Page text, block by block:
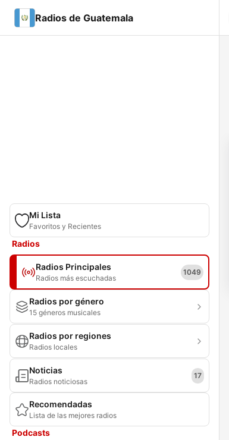
Radios de Guatemala
Mi Lista
Favoritos y Recientes
Radios
Radios Principales
Radios más escuchadas
1049
Radios por género
15 géneros musicales
Radios por regiones
Radios locales
Noticias
Radios noticiosas
17
Recomendadas
Lista de las mejores radios
Podcasts